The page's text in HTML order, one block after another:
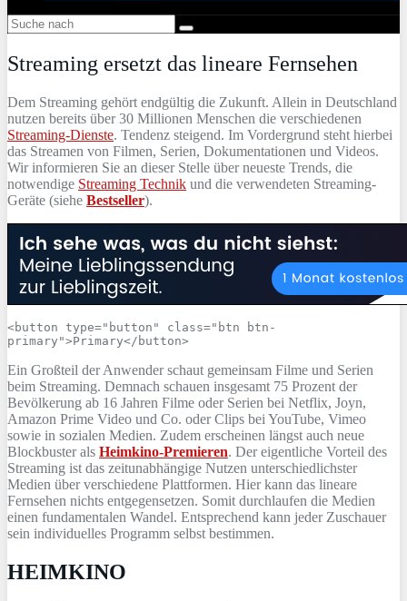
Streaming ersetzt das lineare Fernsehen
Dem Streaming gehört endgültig die Zukunft. Allein in Deutschland
nutzen bereits über 30 Millionen Menschen die verschiedenen
Streaming-Dienste. Tendenz steigend. Im Vordergrund steht hierbei
das Streamen von Filmen, Serien, Dokumentationen und Videos.
Wir informieren Sie an dieser Stelle über neueste Trends, die
notwendige Streaming Technik und die verwendeten Streaming-
Geräte (siehe Bestseller).
<button type="button" class="btn btn-
primary">Primary</button>
Ein Großteil der Anwender schaut gemeinsam Filme und Serien
beim Streaming. Demnach schauen insgesamt 75 Prozent der
Bevölkerung ab 16 Jahren Filme oder Serien bei Netflix, Joyn,
Amazon Prime Video und Co. oder Clips bei YouTube, Vimeo
sowie in sozialen Medien. Zudem erscheinen längst auch neue
Blockbuster als Heimkino-Premieren. Der eigentliche Vorteil des
Streaming ist das zeitunabhängige Nutzen unterschiedlichster
Medien über verschiedene Plattformen. Hier kann das lineare
Fernsehen nichts entgegensetzen. Somit durchlaufen die Medien
einen fundamentalen Wandel. Entsprechend kann jeder Zuschauer
sein individuelles Programm selbst bestimmen.
HEIMKINO